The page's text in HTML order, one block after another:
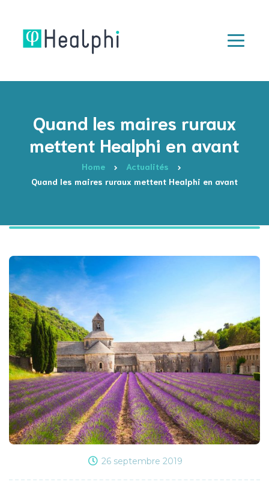
Quand les maires ruraux
mettent Healphi en avant
Home
Actualités
Quand les maires ruraux mettent Healphi en avant
26 septembre 2019